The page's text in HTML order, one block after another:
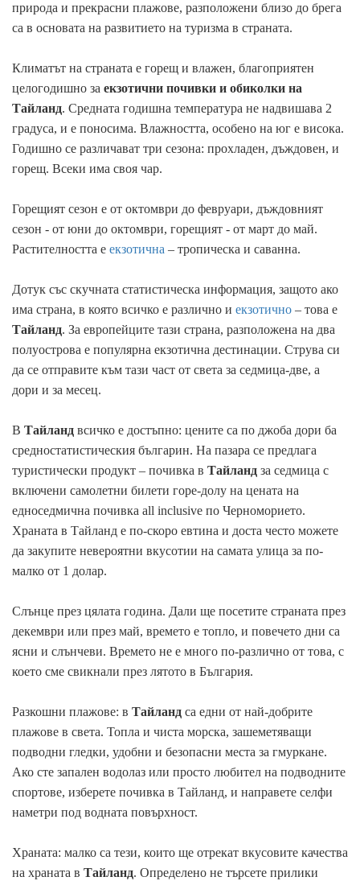
природа и прекрасни плажове, разположени близо до брега
са в основата на развитието на туризма в страната.
Климатът на страната е горещ и влажен, благоприятен
целогодишно за екзотични почивки и обиколки на
Тайланд. Средната годишна температура не надвишава 2
градуса, и е поносима. Влажността, особено на юг е висока.
Годишно се различават три сезона: прохладен, дъждовен, и
горещ. Всеки има своя чар.
Горещият сезон е от октомври до февруари, дъждовният
сезон - от юни до октомври, горещият - от март до май.
Растителността е екзотична – тропическа и саванна.
Дотук със скучната статистическа информация, защото ако
има страна, в която всичко е различно и екзотично – това е
Тайланд. За европейците тази страна, разположена на два
полуострова е популярна екзотична дестинации. Струва си
да се отправите към тази част от света за седмица-две, а
дори и за месец.
В Тайланд всичко е достъпно: цените са по джоба дори ба
средностатистическия българин. На пазара се предлага
туристически продукт – почивка в Тайланд за седмица с
включени самолетни билети горе-долу на цената на
едноседмична почивка all inclusive по Черноморието.
Храната в Тайланд е по-скоро евтина и доста често можете
да закупите невероятни вкусотии на самата улица за по-
малко от 1 долар.
Слънце през цялата година. Дали ще посетите страната през
декември или през май, времето е топло, и повечето дни са
ясни и слънчеви. Времето не е много по-различно от това, с
което сме свикнали през лятото в България.
Разкошни плажове: в Тайланд са едни от най-добрите
плажове в света. Топла и чиста морска, зашеметяващи
подводни гледки, удобни и безопасни места за гмуркане.
Ако сте запален водолаз или просто любител на подводните
спортове, изберете почивка в Тайланд, и направете селфи
наметри под водната повърхност.
Храната: малко са тези, които ще отрекат вкусовите качества
на храната в Тайланд. Определено не търсете прилики